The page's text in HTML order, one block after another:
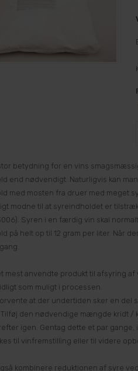
betydning for en vins
end nødvendigt. Naturligvis kan
med mosten fra druer med meget
modne til at syreindholdet er
Syren i en færdig vin skal
på helt op til 12 gram per liter. Når
mest anvendte produkt til afsyring
som muligt i processen.
at der undertiden sker en
den nødvendige mængde kridt /
igen. Gentag dette et par gange,
til vinfremstilling eller til videre
kombinere reduktionen af syre